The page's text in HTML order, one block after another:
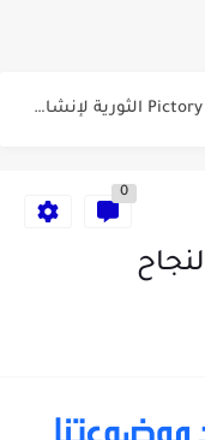
أداة الذكاء الإصطناعي Pictory الثورية لإنشاء الفيديوهات باحتراف… من النص...
الدليل الكامل لإنشاء قناة يوتيوب ناجحة والربح منها للمبتدئين في...
0